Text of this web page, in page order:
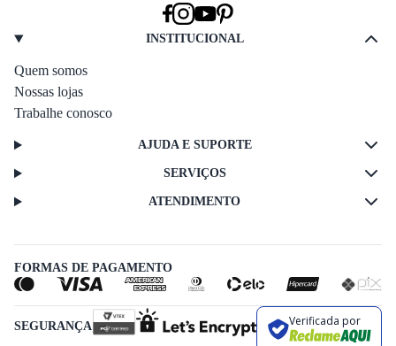
INSTITUCIONAL
Quem somos
Nossas lojas
Trabalhe conosco
AJUDA E SUPORTE
SERVIÇOS
ATENDIMENTO
FORMAS DE PAGAMENTO
SEGURANÇA Verificada por